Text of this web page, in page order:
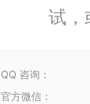
试，
QQ 咨询：
官方微信：